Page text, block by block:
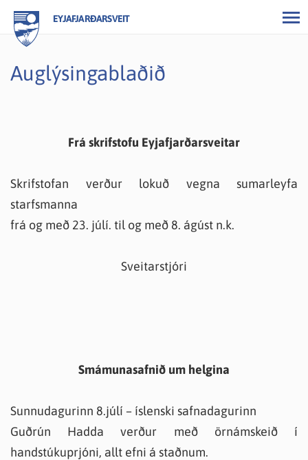
EYJAFJARÐARSVEIT
Auglýsingablaðið
Frá skrifstofu Eyjafjarðarsveitar
Skrifstofan verður lokuð vegna sumarleyfa
starfsmanna
frá og með 23. júlí. til og með 8. ágúst n.k.
Sveitarstjóri
Smámunasafnið um helgina
Sunnudagurinn 8.júlí – íslenski safnadagurinn
Guðrún Hadda verður með örnámskeið í
handstúkuprjóni, allt efni á staðnum.